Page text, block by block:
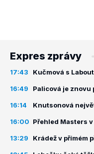
Expres zprávy
17:43 Kučmová s
16:49 Palicová je znovu
16:14 Knutsonová
16:00 Přehled Masters
13:29 Krádež v přímém